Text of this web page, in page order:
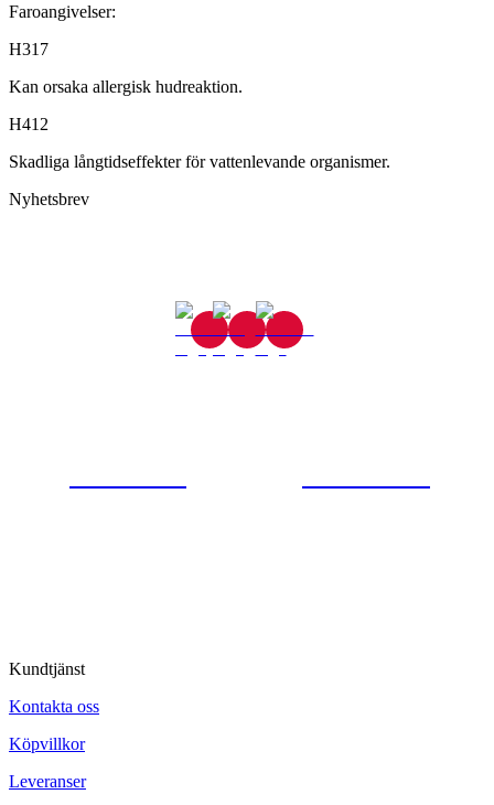
Faroangivelser:
H317
Kan orsaka allergisk hudreaktion.
H412
Skadliga långtidseffekter för vattenlevande organismer.
Nyhetsbrev
Kundtjänst
Kontakta oss
Köpvillkor
Leveranser